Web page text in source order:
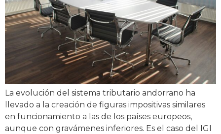
La evolución del sistema tributario andorrano ha
llevado a la creación de figuras impositivas similares
en funcionamiento a las de los países europeos,
aunque con gravámenes inferiores. Es el caso del IGI